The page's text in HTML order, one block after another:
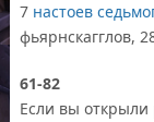
7 настоев
фьярнскагглов,
61-82
Если вы открыли